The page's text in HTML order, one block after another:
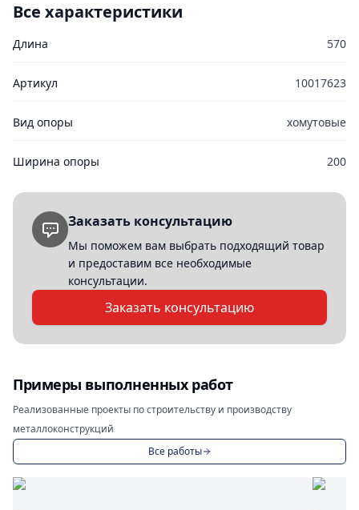
Все характеристики
Длина 570
Артикул 10017623
Вид опоры хомутовые
Ширина опоры 200
Заказать консультацию
Мы поможем вам выбрать подходящий товар
и предоставим все необходимые
консультации.
Заказать консультацию
Примеры выполненных работ
Реализованные проекты по строительству и производству
металлоконструкций
Все работы